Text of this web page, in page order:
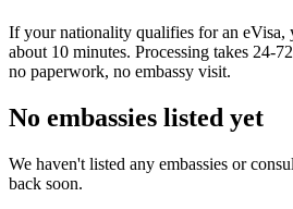
If your nationality qualifies for an eVisa,
about 10 minutes. Processing takes 24-
no paperwork, no embassy visit.
No embassies listed yet
We haven't listed any embassies or
back soon.